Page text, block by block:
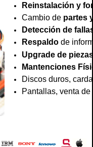
Reinstalación y
Cambio de partes
Detección de
Respaldo de
Upgrade de
Mantenciones
Discos duros,
Pantallas, venta